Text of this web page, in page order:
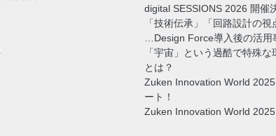
digital SESSIONS 2026 開催
「技術伝承」「回路設計の視
…Design Force導入後の活用
「宇宙」という過酷で特殊
とは？
Zuken Innovation World
ート！
Zuken Innovation World 2025